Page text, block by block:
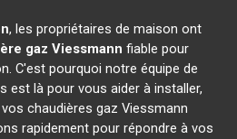
, les propriétaires de maison ont
gaz Viessmann fiable pour
C'est pourquoi notre équipe de
est là pour vous aider à installer,
chaudières gaz Viessmann
rapidement pour répondre à vos